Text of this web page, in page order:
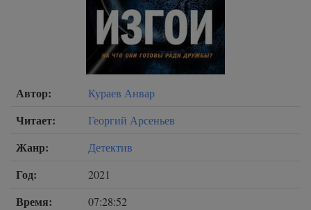
Автор: Кураев Анвар
Читает: Георгий Арсеньев
Жанр: Детектив
Год: 2021
Время: 07:28:52